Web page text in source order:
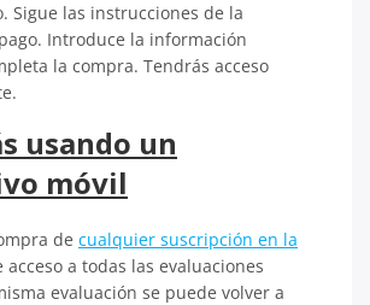
Sigue las instrucciones de la
Introduce la información
la compra. Tendrás acceso
usando un
móvil
de cualquier suscripción en la
acceso a todas las evaluaciones
evaluación se puede volver a